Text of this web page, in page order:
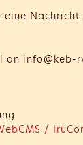
eine Nachricht
an info@keb-
/